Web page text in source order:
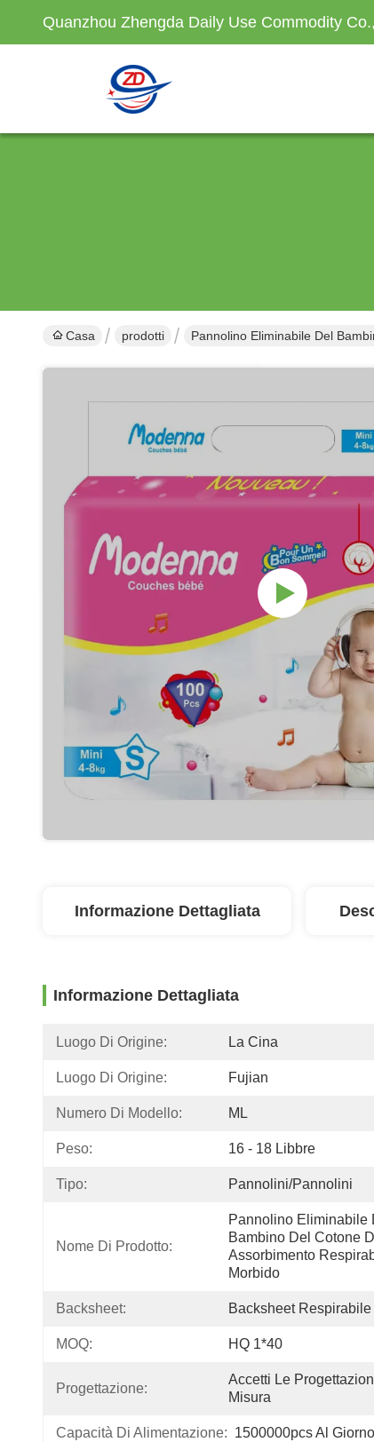
Quanzhou Zhengda Daily Use Commodity
Casa prodotti Pannolino Eliminabile Del
Informazione Dettagliata
Informazione Dettagliata
Luogo Di Origine: La Cina
Luogo Di Origine: Fujian
Numero Di Modello: ML
Peso: 16 - 18 Libbre
Tipo: Pannolini/pannolini
Nome Di Prodotto:
Pannolino Eliminabile
Bambino Del Cotone
Assorbimento
Morbido
Backsheet: Backsheet Respirabile
MOQ: HQ 1*40
Progettazione:
Accetti Le
Misura
Capacità Di Alimentazione: 1500000pcs Al Giorno